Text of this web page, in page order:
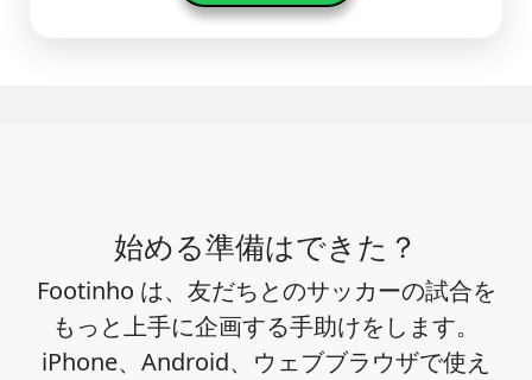
始める準備はできた？
Footinho は、友だちとのサッカーの試合を
もっと上手に企画する手助けをします。
iPhone、Android、ウェブブラウザで使え